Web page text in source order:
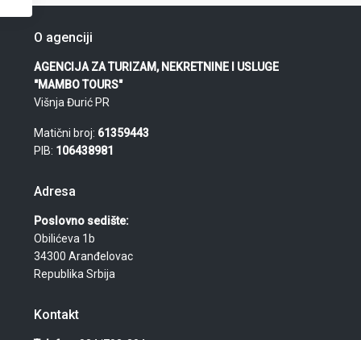
O agenciji
AGENCIJA ZA TURIZAM, NEKRETNINE I USLUGE
"MAMBO TOURS"
Višnja Đurić PR
Matični broj: 61359443
PIB: 106438981
Adresa
Poslovno sedište:
Obilićeva 1b
34300 Aranđelovac
Republika Srbija
Kontakt